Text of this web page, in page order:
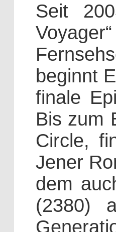
Seit
beginnt
finale
Bis zum
Circle,
Jener
dem
(2380)